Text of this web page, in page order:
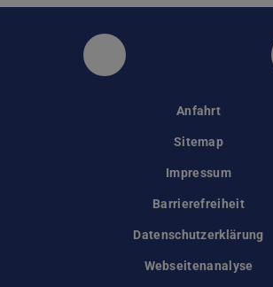
Instagram
Anfahrt
Sitemap
Impressum
Barrierefreiheit
Datenschutzerklärung
Webseitenanalyse